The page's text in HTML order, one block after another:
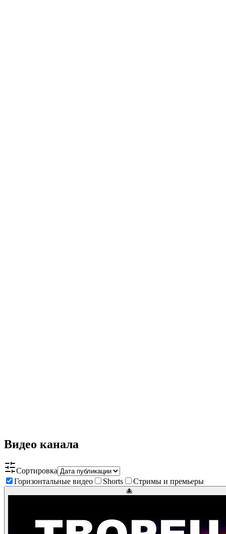
Видео канала
Сортировка
Горизонтальные видео
Shorts Стримы и премьеры
🐙